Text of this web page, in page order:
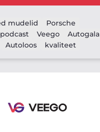
mudelid
Porsche
podcast Veego
Autogala
Autoloos kvaliteet